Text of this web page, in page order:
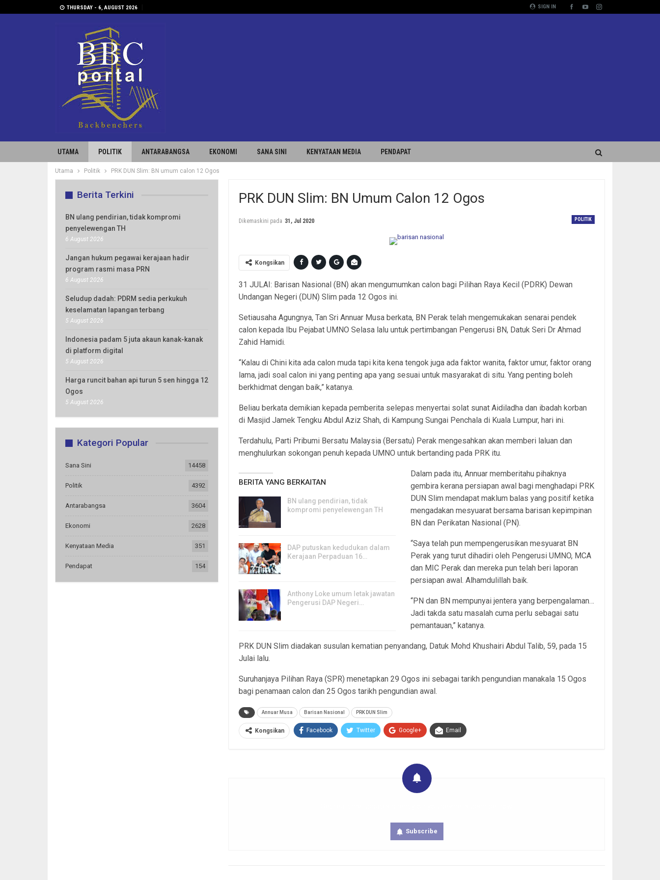
SIGN IN
THURSDAY - 6, AUGUST 2026
UTAMA POLITIK ANTARABANGSA EKONOMI SANA SINI KENYATAAN MEDIA PENDAPAT
Utama Politik PRK DUN Slim: BN umum calon 12 Ogos
PRK DUN Slim: BN Umum Calon 12 Ogos
POLITIK
Dikemaskini pada 31, Jul 2020
Kongsikan
31 JULAI: Barisan Nasional (BN) akan mengumumkan calon bagi Pilihan Raya Kecil (PDRK) Dewan
Undangan Negeri (DUN) Slim pada 12 Ogos ini.
Setiausaha Agungnya, Tan Sri Annuar Musa berkata, BN Perak telah mengemukakan senarai pendek
calon kepada Ibu Pejabat UMNO Selasa lalu untuk pertimbangan Pengerusi BN, Datuk Seri Dr Ahmad
Zahid Hamidi.
“Kalau di Chini kita ada calon muda tapi kita kena tengok juga ada faktor wanita, faktor umur, faktor orang
lama, jadi soal calon ini yang penting apa yang sesuai untuk masyarakat di situ. Yang penting boleh
berkhidmat dengan baik,” katanya.
Beliau berkata demikian kepada pemberita selepas menyertai solat sunat Aidiladha dan ibadah korban
di Masjid Jamek Tengku Abdul Aziz Shah, di Kampung Sungai Penchala di Kuala Lumpur, hari ini.
Terdahulu, Parti Pribumi Bersatu Malaysia (Bersatu) Perak mengesahkan akan memberi laluan dan
menghulurkan sokongan penuh kepada UMNO untuk bertanding pada PRK itu.
BERITA YANG BERKAITAN
BN ulang pendirian, tidak
kompromi penyelewengan TH
DAP putuskan kedudukan dalam
Kerajaan Perpaduan 16…
Anthony Loke umum letak jawatan
Pengerusi DAP Negeri…
Dalam pada itu, Annuar memberitahu pihaknya
gembira kerana persiapan awal bagi menghadapi PRK
DUN Slim mendapat maklum balas yang positif ketika
mengadakan mesyuarat bersama barisan kepimpinan
BN dan Perikatan Nasional (PN).
“Saya telah pun mempengerusikan mesyuarat BN
Perak yang turut dihadiri oleh Pengerusi UMNO, MCA
dan MIC Perak dan mereka pun telah beri laporan
persiapan awal. Alhamdulillah baik.
“PN dan BN mempunyai jentera yang berpengalaman…
Jadi takda satu masalah cuma perlu sebagai satu
pemantauan,” katanya.
PRK DUN Slim diadakan susulan kematian penyandang, Datuk Mohd Khushairi Abdul Talib, 59, pada 15
Julai lalu.
Suruhanjaya Pilihan Raya (SPR) menetapkan 29 Ogos ini sebagai tarikh pengundian manakala 15 Ogos
bagi penamaan calon dan 25 Ogos tarikh pengundian awal.
Annuar Musa Barisan Nasional PRK DUN Slim
Kongsikan Facebook Twitter Google+ Email
Subscribe
Berita Terkini
BN ulang pendirian, tidak kompromi
penyelewengan TH
6 August 2026
Jangan hukum pegawai kerajaan hadir
program rasmi masa PRN
6 August 2026
Seludup dadah: PDRM sedia perkukuh
keselamatan lapangan terbang
5 August 2026
Indonesia padam 5 juta akaun kanak-kanak
di platform digital
5 August 2026
Harga runcit bahan api turun 5 sen hingga 12
Ogos
5 August 2026
Kategori Popular
Sana Sini 14458
Politik 4392
Antarabangsa 3604
Ekonomi 2628
Kenyataan Media 351
Pendapat 154